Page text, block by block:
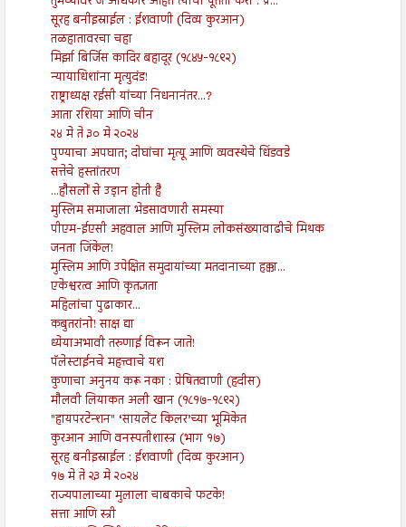
सूरह बनीइस्राईल : ईशवाणी (दिव्य कुरआन)
तळहातावरचा चहा
मिर्झा बिर्जिस कादिर बहादूर (१८४५-१८९२)
न्यायाधिशांना मृत्युदंड!
राष्ट्राध्यक्ष रईसी यांच्या निधनानंतर...?
आता रशिया आणि चीन
२४ मे ते ३० मे २०२४
पुण्याचा अपघात; दोघांचा मृत्यू आणि व्यवस्थेचे धिंडवडे
सत्तेचे हस्तांतरण
...हौसलों से उड़ान होती है
मुस्लिम समाजाला भेडसावणारी समस्या
पीएम-ईएसी अहवाल आणि मुस्लिम लोकसंख्यावाढीचे मिथक
जनता जिंकेल!
मुस्लिम आणि उपेक्षित समुदायांच्या मतदानाच्या हक्का...
एकेश्वरत्व आणि कृतज्ञता
महिलांचा पुढाकार...
कबुतरांनो! साक्ष द्या
ध्येयाअभावी तरुणाई विरून जाते!
पॅलेस्टाईनचे महत्त्वाचे यश
कुणाचा अनुनय करू नका : प्रेषितवाणी (हदीस)
मौलवी लियाकत अली खान (१८१७-१८९२)
"हायपरटेन्शन" ‘सायलेंट किलर’च्या भूमिकेत
कुरआन आणि वनस्पतीशास्त्र (भाग १७)
सूरह बनीइस्राईल : ईशवाणी (दिव्य कुरआन)
१७ मे ते २३ मे २०२४
राज्यपालाच्या मुलाला चाबकाचे फटके!
सत्ता आणि स्त्री